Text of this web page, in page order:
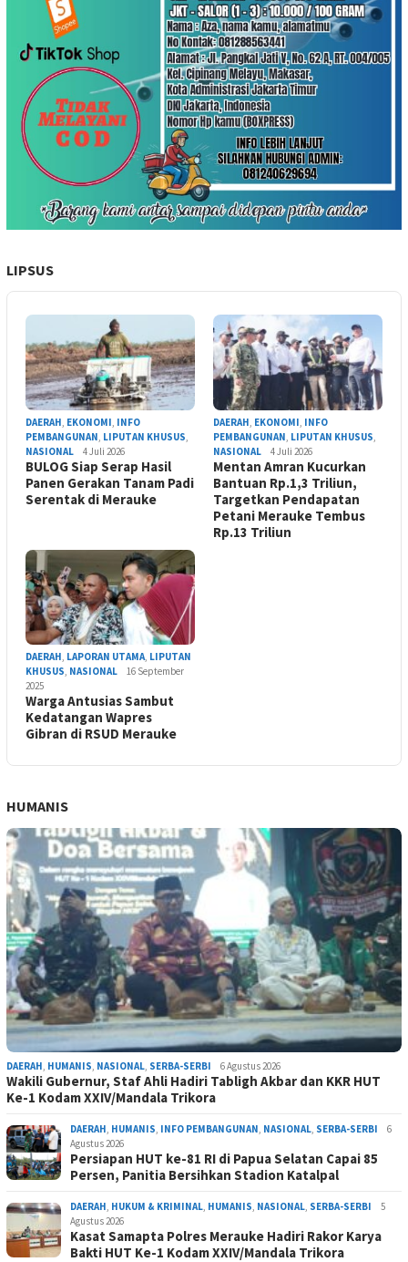
LIPSUS
DAERAH EKONOMI INFO
PEMBANGUNAN LIPUTAN KHUSUS
NASIONAL
4 Juli 2026
BULOG Siap Serap Hasil
Panen Gerakan Tanam Padi
Serentak di Merauke
DAERAH EKONOMI INFO
PEMBANGUNAN LIPUTAN KHUSUS
NASIONAL
4 Juli 2026
Mentan Amran Kucurkan
Bantuan Rp.1,3 Triliun,
Targetkan Pendapatan
Petani Merauke Tembus
Rp.13 Triliun
DAERAH LAPORAN UTAMA LIPUTAN
KHUSUS NASIONAL
16 September
2025
Warga Antusias Sambut
Kedatangan Wapres
Gibran di RSUD Merauke
HUMANIS
DAERAH HUMANIS NASIONAL SERBA-SERBI 6 Agustus 2026
Wakili Gubernur, Staf Ahli Hadiri Tabligh Akbar dan KKR HUT
Ke-1 Kodam XXIV/Mandala Trikora
DAERAH HUMANIS INFO PEMBANGUNAN NASIONAL SERBA-SERBI
6
Agustus 2026
Persiapan HUT ke-81 RI di Papua Selatan Capai 85
Persen, Panitia Bersihkan Stadion Katalpal
DAERAH HUKUM & KRIMINAL HUMANIS NASIONAL SERBA-SERBI
5
Agustus 2026
Kasat Samapta Polres Merauke Hadiri Rakor Karya
Bakti HUT Ke-1 Kodam XXIV/Mandala Trikora